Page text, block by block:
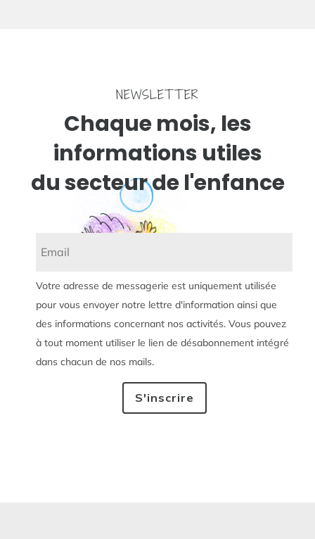
NEWSLETTER
Chaque mois, les
informations utiles
du secteur de l'enfance
Votre adresse de messagerie est uniquement utilisée
pour vous envoyer notre lettre d'information ainsi que
des informations concernant nos activités. Vous pouvez
à tout moment utiliser le lien de désabonnement intégré
dans chacun de nos mails.